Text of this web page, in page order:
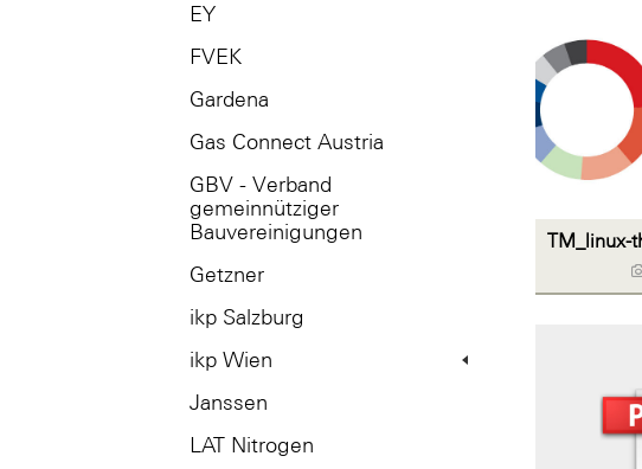
EY
FVEK
Gardena
Gas Connect Austria
GBV - Verband
gemeinnütziger
Bauvereinigungen
Getzner
ikp Salzburg
ikp Wien
Janssen
LAT Nitrogen